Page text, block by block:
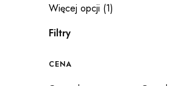
Więcej opcji (1)
Filtry
CENA